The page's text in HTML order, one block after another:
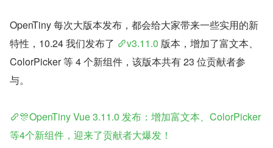
OpenTiny 每次大版本发布，都会给大家带来一些实用的新
特性，10.24 我们发布了
v3.11.0 版本，增加了富文本、
ColorPicker 等 4 个新组件，该版本共有 23 位贡献者参
与。
🎊OpenTiny Vue 3.11.0 发布：增加富文本、ColorPicker
等4个新组件，迎来了贡献者大爆发！